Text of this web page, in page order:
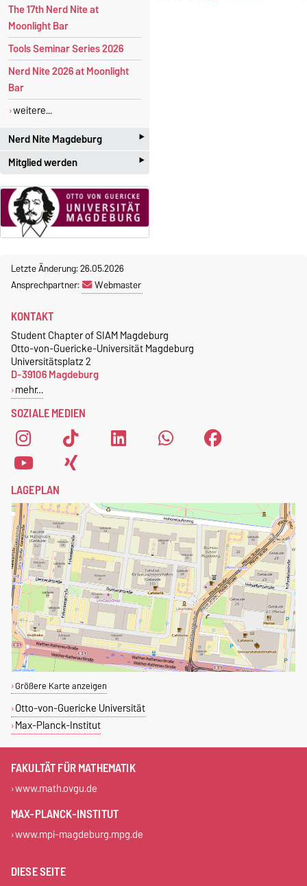
The 17th Nerd Nite at
Moonlight Bar
Tools Seminar Series 2026
Nerd Nite 2026 at Moonlight
Bar
weitere...
Nerd Nite Magdeburg
‣
It's like the Discovery Channel -
withbeer!
Offizielle Webseite:
magdeburg.nerdnite.com
Wir sind ständig auf derSuche
nach Referenten. Wenn ihr
dann schreibt uns an
magdeburg@nerdnite.com
Mitglied werden ‣
Studenten und Akademiker
mit großen Interesse an der
angewandten Mathematik
sind herzlich willkommen! Die
kostenlos.
Mitglieder des Chapters eine
kostenlose SIAM-
Mitgliedschaft.
Um dich als Mitglied des
Student Chapters of SIAM
Magdeburg zu registrieren,
fülle einfach das
Anmeldeformular
Letzte Änderung: 26.05.2026
Ansprechpartner:
Webmaster
SOZIALE MEDIEN
KONTAKT
Student Chapter of SIAM Magdeburg
Otto-von-Guericke-Universität Magdeburg
Universitätsplatz 2
D-39106 Magdeburg
mehr…
LAGEPLAN
Größere Karte anzeigen
Otto-von-Guericke Universität
Max-Planck-Institut
FAKULTÄT FÜR MATHEMATIK
www.math.ovgu.de
MAX-PLANCK-INSTITUT
www.mpi-magdeburg.mpg.de
DIESE SEITE